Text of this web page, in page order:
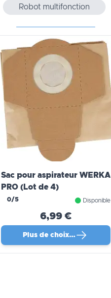
Robot multifonction
Sac pour aspirateur WERKA
PRO (Lot de 4)
0/5 Disponible
6,99 €
Plus de choix…